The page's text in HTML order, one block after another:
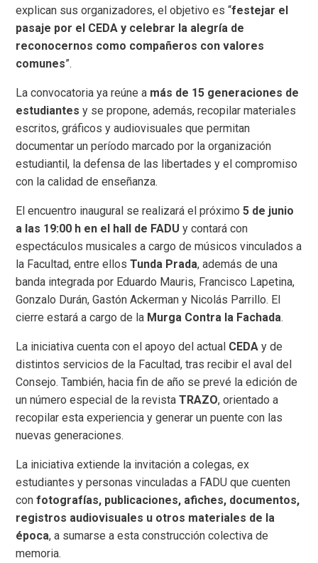
explican sus organizadores, el objetivo es “festejar el
pasaje por el CEDA y celebrar la alegría de
reconocernos como compañeros con valores
comunes”.
La convocatoria ya reúne a más de 15 generaciones de
estudiantes y se propone, además, recopilar materiales
escritos, gráficos y audiovisuales que permitan
documentar un período marcado por la organización
estudiantil, la defensa de las libertades y el compromiso
con la calidad de enseñanza.
El encuentro inaugural se realizará el próximo5 de junio
a las 19:00 h en el hall de FADU y contará con
espectáculos musicales a cargo de músicos vinculados a
la Facultad, entre ellosTunda Prada, además de una
banda integrada por Eduardo Mauris, Francisco Lapetina,
Gonzalo Durán, Gastón Ackerman y Nicolás Parrillo. El
cierre estará a cargo de la Murga Contra la Fachada.
La iniciativa cuenta con el apoyo del actual CEDA y de
distintos servicios de la Facultad, tras recibir el aval del
Consejo. También, hacia fin de año se prevé la edición de
un número especial de la revistaTRAZO, orientado a
recopilar esta experiencia y generar un puente con las
nuevas generaciones.
La iniciativa extiende la invitación a colegas, ex
estudiantes y personas vinculadas a FADU que cuenten
confotografías, publicaciones, afiches, documentos,
registros audiovisuales u otros materiales de la
época, a sumarse a esta construcción colectiva de
memoria.